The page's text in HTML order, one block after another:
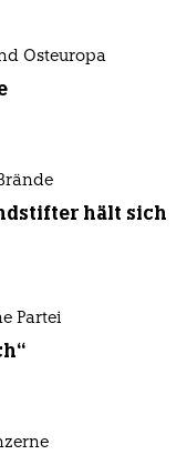
Osteuropa
hält sich
Partei